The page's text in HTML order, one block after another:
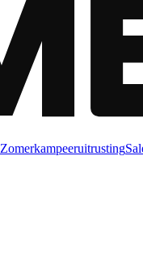
Zomerkampeeruitrusting